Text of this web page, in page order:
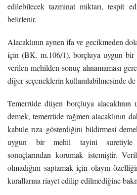
edilebilecek tazminat miktarı, tespit
belirlenir.
Alacaklının aynen ifa ve gecikmeden
için (BK. m.106/1), borçluya uygun bir
verilen mehilden sonuç alınamaması
diğer seçeneklerin kullanılabilmesinde de
Temerrüde düşen borçluya
demek, temerrüde rağmen alacaklının
kabule rıza gösterdiğini bildirmesi
uygun bir mehil tayini suretiyle
sonuçlarından korumak istemiştir.
olmadığını saptamak için olayın
kurallarına riayet edilip edilmediğine